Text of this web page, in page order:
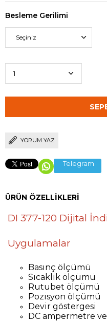
Besleme Gerilimi
YORUM YAZ
Telegram
ÜRÜN ÖZELLIKLERI
DI 377-120 Dijital
Uygulamalar
Basınç ölçümü
Sıcaklık ölçümü
Rutubet ölçümü
Pozisyon ölçümü
Devir göstergesi
DC ampermetre